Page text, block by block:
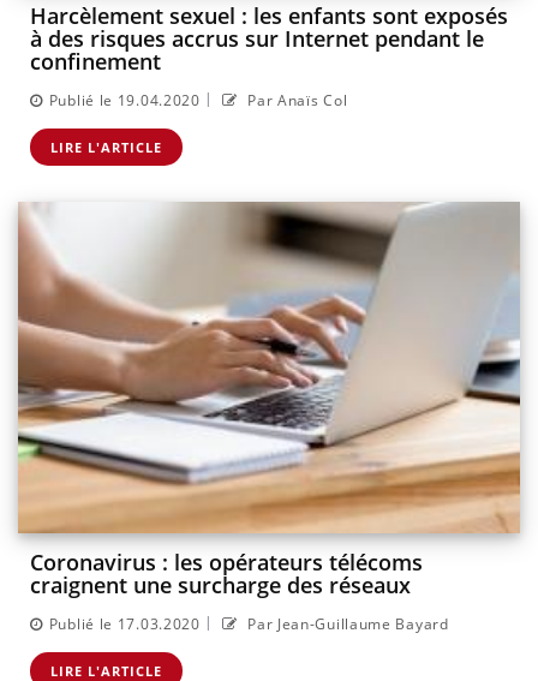
Harcèlement sexuel : les enfants sont exposés
à des risques accrus sur Internet pendant le
confinement
Publié le 19.04.2020 | Par Anaïs Col
LIRE L'ARTICLE
Coronavirus : les opérateurs télécoms
craignent une surcharge des réseaux
Publié le 17.03.2020 | Par Jean-Guillaume Bayard
LIRE L'ARTICLE